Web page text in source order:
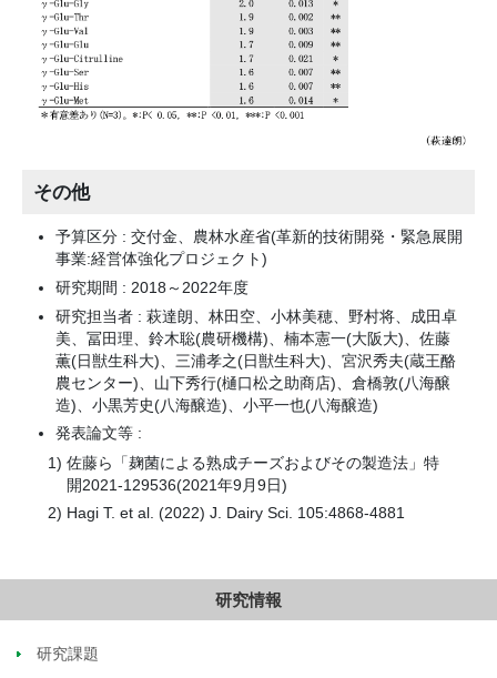
その他
予算区分 : 交付金、農林水産省(革新的技術開発・緊急展開
事業:経営体強化プロジェクト)
研究期間 : 2018～2022年度
研究担当者 : 萩達朗、林田空、小林美穂、野村将、成田卓
美、冨田理、鈴木聡(農研機構)、楠本憲一(大阪大)、佐藤
薫(日獣生科大)、三浦孝之(日獣生科大)、宮沢秀夫(蔵王酪
農センター)、山下秀行(樋口松之助商店)、倉橋敦(八海醸
造)、小黒芳史(八海醸造)、小平一也(八海醸造)
発表論文等 :
佐藤ら「麹菌による熟成チーズおよびその製造法」特
開2021-129536(2021年9月9日)
Hagi T. et al. (2022) J. Dairy Sci. 105:4868-4881
研究情報
研究課題